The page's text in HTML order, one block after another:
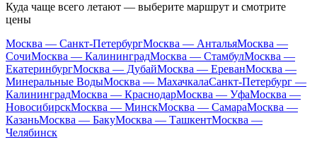
Куда чаще всего летают — выберите маршрут и смотрите
цены
Москва — Санкт-ПетербургМосква — АнтальяМосква —
СочиМосква — КалининградМосква — СтамбулМосква —
ЕкатеринбургМосква — ДубайМосква — ЕреванМосква —
Минеральные ВодыМосква — МахачкалаСанкт-Петербург —
КалининградМосква — КраснодарМосква — УфаМосква —
НовосибирскМосква — МинскМосква — СамараМосква —
КазаньМосква — БакуМосква — ТашкентМосква —
Челябинск